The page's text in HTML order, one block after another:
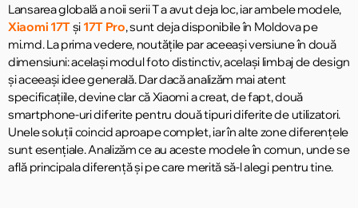
Lansarea globală a noii serii T a avut deja loc, iar ambele modele,
Xiaomi 17Tși 17T Pro, sunt deja disponibile în Moldova pe
mi.md. La prima vedere, noutățile par aceeași versiune în două
dimensiuni: același modul foto distinctiv, același limbaj de design
și aceeași idee generală. Dar dacă analizăm mai atent
specificațiile, devine clar că Xiaomi a creat, de fapt, două
smartphone-uri diferite pentru două tipuri diferite de utilizatori.
Unele soluții coincid aproape complet, iar în alte zone diferențele
sunt esențiale. Analizăm ce au aceste modele în comun, unde se
află principala diferență și pe care merită să-l alegi pentru tine.